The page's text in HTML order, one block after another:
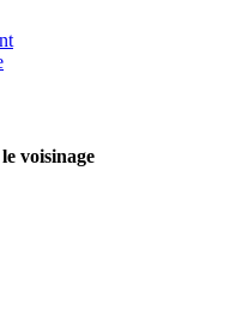
voisinage